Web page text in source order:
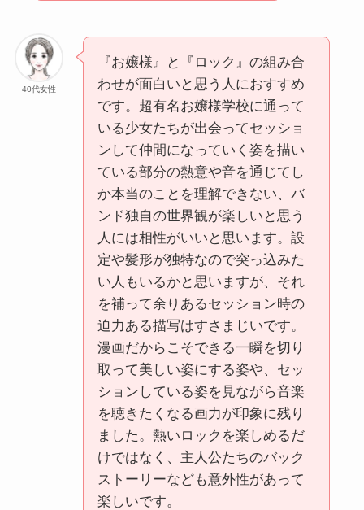
40代女性
『お嬢様』と『ロック』の組み合
わせが面白いと思う人におすすめ
です。超有名お嬢様学校に通って
いる少女たちが出会ってセッショ
ンして仲間になっていく姿を描い
ている部分の熱意や音を通じてし
か本当のことを理解できない、バ
ンド独自の世界観が楽しいと思う
人には相性がいいと思います。設
定や髪形が独特なので突っ込みた
い人もいるかと思いますが、それ
を補って余りあるセッション時の
迫力ある描写はすさまじいです。
漫画だからこそできる一瞬を切り
取って美しい姿にする姿や、セッ
ションしている姿を見ながら音楽
を聴きたくなる画力が印象に残り
ました。熱いロックを楽しめるだ
けではなく、主人公たちのバック
ストーリーなども意外性があって
楽しいです。